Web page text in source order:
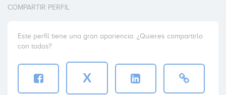
COMPARTIR PERFIL
Este perfil tiene una gran apariencia. ¿Quieres compartirlo
con todos?
X